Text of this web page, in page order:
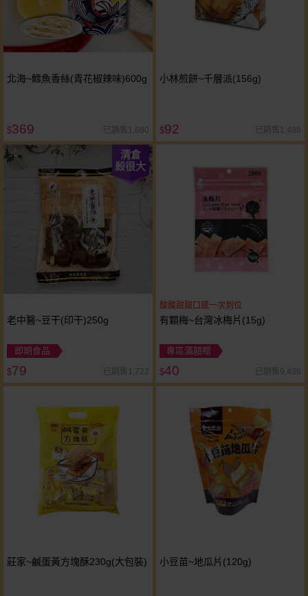
北海~鱈魚香絲(青花椒辣味)600g
$369 已銷售1,680
小林煎餅~千層派(156g)
$92 已銷售1,488
清倉
殺很大
老中醫~豆干(印干)250g
即期食品
$79 已銷售1,722
酸酸甜甜口感一次到位
有顆梅~台灣冰梅片(15g)
專區滿額贈
$40 已銷售9,436
莊家~鹹蛋黃方塊酥230g(大包裝) 小豆苗~地瓜片(120g)